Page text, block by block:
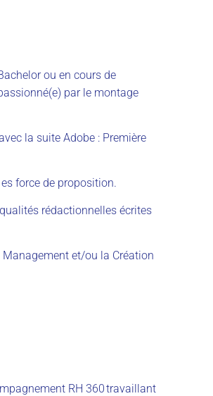
ou en cours de
par le montage
la suite Adobe : Première
force de proposition.
rédactionnelles écrites
et/ou la Création
RH 360 travaillant